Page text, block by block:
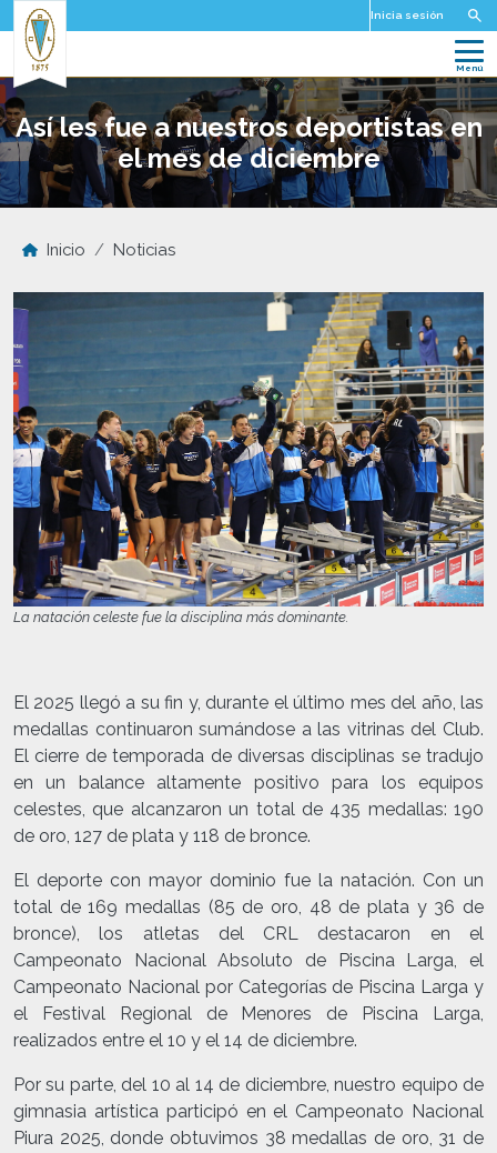
Pasar al contenido principal Inicia sesión
Así les fue a nuestros deportistas en
el mes de diciembre
Inicio Noticias
La natación celeste fue la disciplina más dominante.
El 2025 llegó a su fin y, durante el último mes del año, las
medallas continuaron sumándose a las vitrinas del Club.
El cierre de temporada de diversas disciplinas se tradujo
en un balance altamente positivo para los equipos
celestes, que alcanzaron un total de 435 medallas: 190
de oro, 127 de plata y 118 de bronce.
El deporte con mayor dominio fue la natación. Con un
total de 169 medallas (85 de oro, 48 de plata y 36 de
bronce), los atletas del CRL destacaron en el
Campeonato Nacional Absoluto de Piscina Larga, el
Campeonato Nacional por Categorías de Piscina Larga y
el Festival Regional de Menores de Piscina Larga,
realizados entre el 10 y el 14 de diciembre.
Por su parte, del 10 al 14 de diciembre, nuestro equipo de
gimnasia artística participó en el Campeonato Nacional
Piura 2025, donde obtuvimos 38 medallas de oro, 31 de